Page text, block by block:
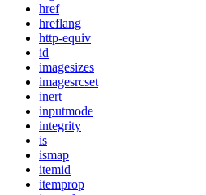
href
hreflang
http-equiv
id
imagesizes
imagesrcset
inert
inputmode
integrity
is
ismap
itemid
itemprop